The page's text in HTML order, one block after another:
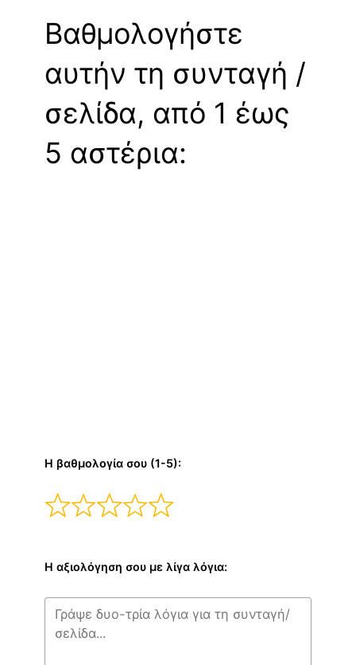
Βαθμολογήστε
αυτήν τη συνταγή /
σελίδα, από 1 έως
5 αστέρια:
Η βαθμολογία σου (1-5):
Η αξιολόγηση σου με λίγα λόγια: